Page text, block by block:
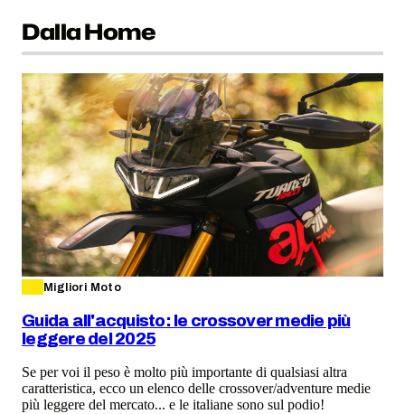
Dalla Home
Migliori Moto
Guida all'acquisto: le crossover medie più
leggere del 2025
Se per voi il peso è molto più importante di qualsiasi altra
caratteristica, ecco un elenco delle crossover/adventure medie
più leggere del mercato... e le italiane sono sul podio!